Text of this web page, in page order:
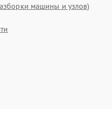
машины и узлов)